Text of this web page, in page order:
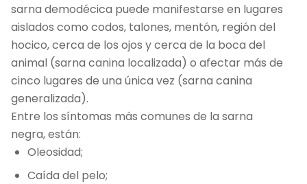
sarna demodécica puede manifestarse en lugares
aislados como codos, talones, mentón, región del
hocico, cerca de los ojos y cerca de la boca del
animal (sarna canina localizada) o afectar más de
cinco lugares de una única vez (sarna canina
generalizada).
Entre los síntomas más comunes de la sarna
negra, están:
Oleosidad;
Caída del pelo;